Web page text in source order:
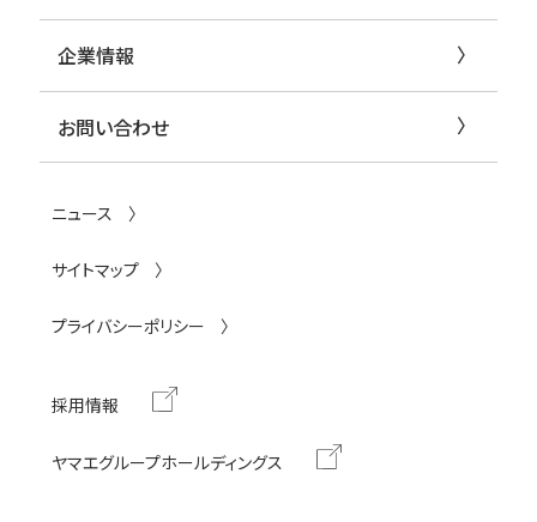
企業情報
お問い合わせ
ニュース
サイトマップ
プライバシーポリシー
採用情報
ヤマエグループホールディングス